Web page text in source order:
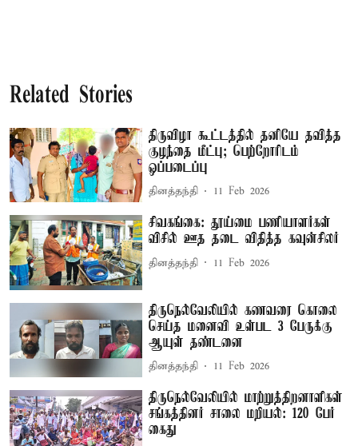
Related Stories
திருவிழா கூட்டத்தில் தனியே தவித்த
குழந்தை மீட்பு; பெற்றோரிடம்
ஒப்படைப்பு
தினத்தந்தி 11 Feb 2026
சிவகங்கை: தூய்மை பணியாளர்கள்
விசில் ஊத தடை விதித்த கவுன்சிலர்
தினத்தந்தி 11 Feb 2026
திருநெல்வேலியில் கணவரை கொலை
செய்த மனைவி உள்பட 3 பேருக்கு
ஆயுள் தண்டனை
தினத்தந்தி 11 Feb 2026
திருநெல்வேலியில் மாற்றுத்திறனாளிகள்
சங்கத்தினர் சாலை மறியல்: 120 பேர்
கைது